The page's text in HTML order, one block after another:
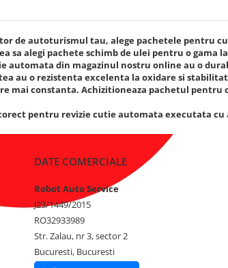
de autoturismul tau, alege pachetele pentru
sa alegi pachete schimb de ulei pentru o gama
din magazinul nostru online au o
au o rezistenta excelenta la oxidare si
mai constanta. Achizitioneaza pachetul
pentru revizie cutie automata executata cu
DATE COMERCIALE
Robot Auto Service
J23/1449/2015
RO32933989
Str. Zalau, nr 3, sector 2
Bucuresti, Bucuresti